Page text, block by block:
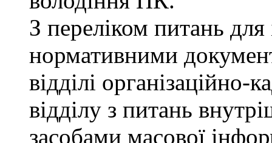
З переліком питань
нормативними
відділі організаційно-
відділу з питань
засобами масової